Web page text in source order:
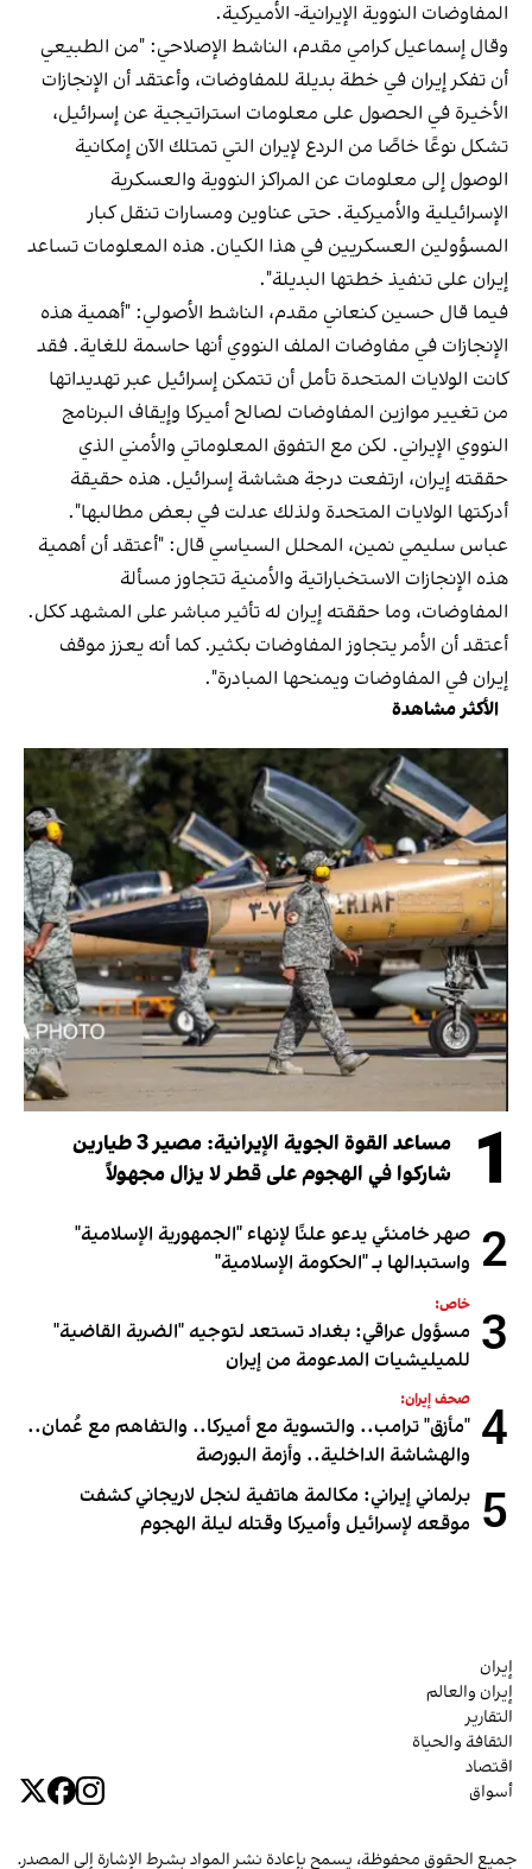
المفاوضات النووية الإيرانية- الأميركية.
وقال إسماعيل كرامي مقدم، الناشط الإصلاحي: "من الطبيعي
أن تفكر إيران في خطة بديلة للمفاوضات، وأعتقد أن الإنجازات
الأخيرة في الحصول على معلومات استراتيجية عن إسرائيل،
تشكل نوعًا خاصًا من الردع لإيران التي تمتلك الآن إمكانية
الوصول إلى معلومات عن المراكز النووية والعسكرية
الإسرائيلية والأميركية. حتى عناوين ومسارات تنقل كبار
المسؤولين العسكريين في هذا الكيان. هذه المعلومات تساعد
إيران على تنفيذ خطتها البديلة".
فيما قال حسين كنعاني مقدم، الناشط الأصولي: "أهمية هذه
الإنجازات في مفاوضات الملف النووي أنها حاسمة للغاية. فقد
كانت الولايات المتحدة تأمل أن تتمكن إسرائيل عبر تهديداتها
من تغيير موازين المفاوضات لصالح أميركا وإيقاف البرنامج
النووي الإيراني. لكن مع التفوق المعلوماتي والأمني الذي
حققته إيران، ارتفعت درجة هشاشة إسرائيل. هذه حقيقة
أدركتها الولايات المتحدة ولذلك عدلت في بعض مطالبها".
عباس سليمي نمين، المحلل السياسي قال: "أعتقد أن أهمية
هذه الإنجازات الاستخباراتية والأمنية تتجاوز مسألة
المفاوضات، وما حققته إيران له تأثير مباشر على المشهد ككل.
أعتقد أن الأمر يتجاوز المفاوضات بكثير. كما أنه يعزز موقف
إيران في المفاوضات ويمنحها المبادرة".
الأكثر مشاهدة
1
مساعد القوة الجوية الإيرانية: مصير 3 طيارين
شاركوا في الهجوم على قطر لا يزال مجهولاً
2 صهر خامنئي يدعو علنًا لإنهاء "الجمهورية الإسلامية"
واستبدالها بـ "الحكومة الإسلامية"
3 خاص:
مسؤول عراقي: بغداد تستعد لتوجيه "الضربة القاضية"
للميليشيات المدعومة من إيران
4 صحف إيران:
"مأزق" ترامب.. والتسوية مع أميركا.. والتفاهم مع عُمان..
والهشاشة الداخلية.. وأزمة البورصة
5 برلماني إيراني: مكالمة هاتفية لنجل لاريجاني كشفت
موقعه لإسرائيل وأميركا وقتله ليلة الهجوم
إيران
إيران والعالم
التقارير
الثقافة والحياة
اقتصاد
أسواق
جميع الحقوق محفوظة، يسمح بإعادة نشر المواد بشرط الإشارة إلى المصدر.